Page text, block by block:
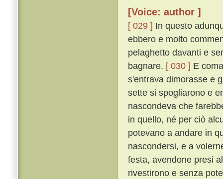
[Voice: author ]
[ 029 ] In questo
ebbero e molto
pelaghetto davanti e
bagnare. [ 030 ] E
s'entrava dimorasse e
sette si spogliarono e
nascondeva che
in quello, né per ciò
potevano a andare in
nascondersi, e a
festa, avendone presi
rivestirono e senza